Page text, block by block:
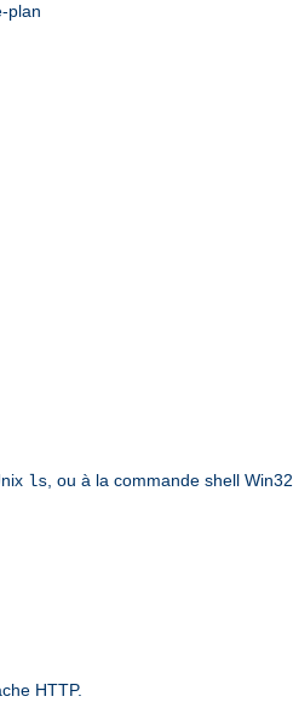
plan
ls , ou à la commande shell Win32
HTTP.